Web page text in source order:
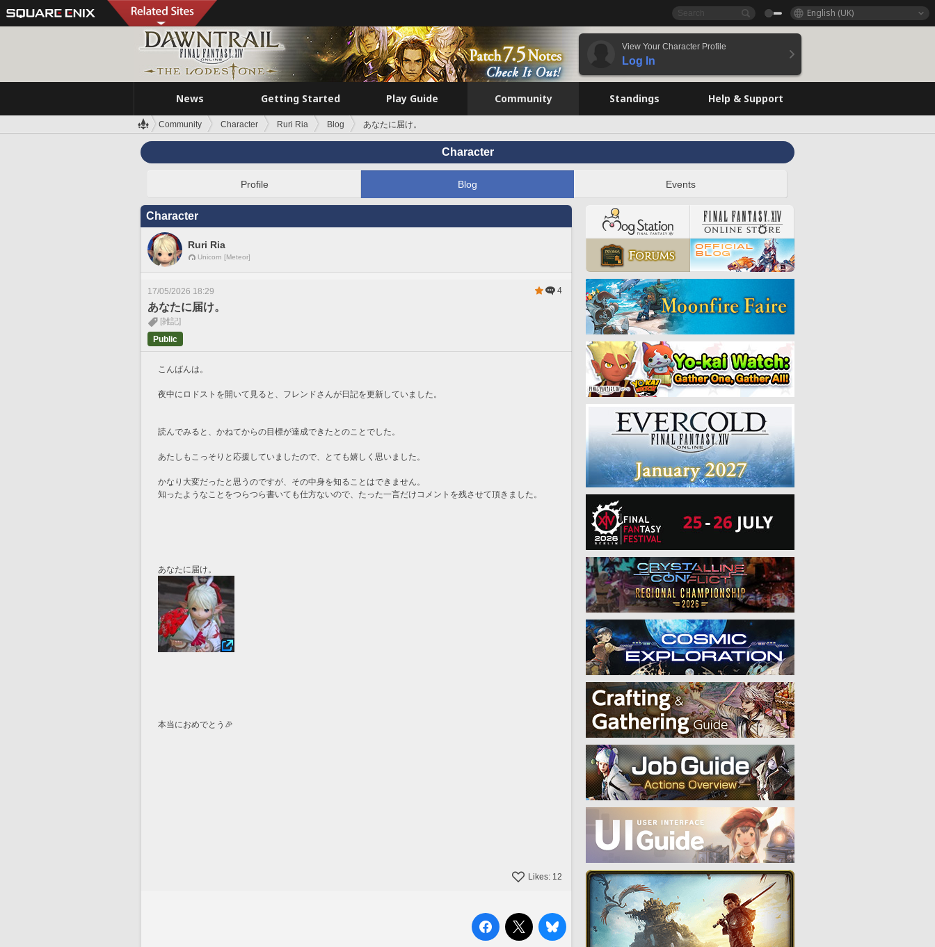
English (UK)
View Your Character Profile
Log In
News Getting Started Play Guide Community Standings Help & Support
Community Character Ruri Ria Blog あなたに届け。
Character
Profile Blog Events
Character
Ruri Ria
Unicorn [Meteor]
17/05/2026 18:29 4
あなたに届け。
[雑記]
Public
こんばんは。
夜中にロドストを開いて見ると、フレンドさんが日記を更新していました。
読んでみると、かねてからの目標が達成できたとのことでした。
あたしもこっそりと応援していましたので、とても嬉しく思いました。
かなり大変だったと思うのですが、その中身を知ることはできません。
知ったようなことをつらつら書いても仕方ないので、たった一言だけコメントを残させて頂きました。
あなたに届け。
本当におめでとう🎉
Likes: 12